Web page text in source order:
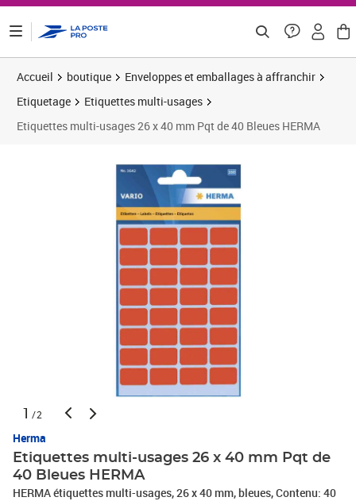
Accueil boutique
Enveloppes et emballages à affranchir
Etiquetage
Etiquettes multi-usages
Etiquettes multi-usages 26 x 40 mm Pqt de 40 Bleues HERMA
1 /2
Herma
Etiquettes multi-usages 26 x 40 mm Pqt de
40 Bleues HERMA
HERMA étiquettes multi-usages, 26 x 40 mm, bleues, Contenu: 40